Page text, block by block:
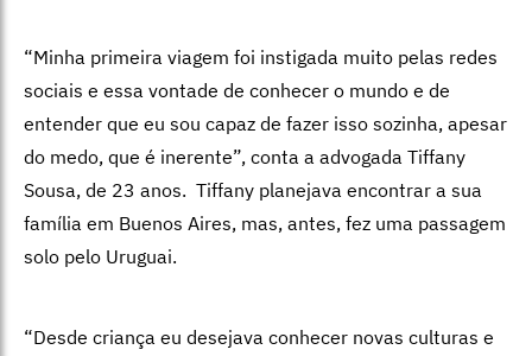
“Minha primeira viagem foi instigada muito pelas redes
sociais e essa vontade de conhecer o mundo e de
entender que eu sou capaz de fazer isso sozinha, apesar
do medo, que é inerente”, conta a advogada Tiffany
Sousa, de 23 anos. Tiffany planejava encontrar a sua
família em Buenos Aires, mas, antes, fez uma passagem
solo pelo Uruguai.
“Desde criança eu desejava conhecer novas culturas e